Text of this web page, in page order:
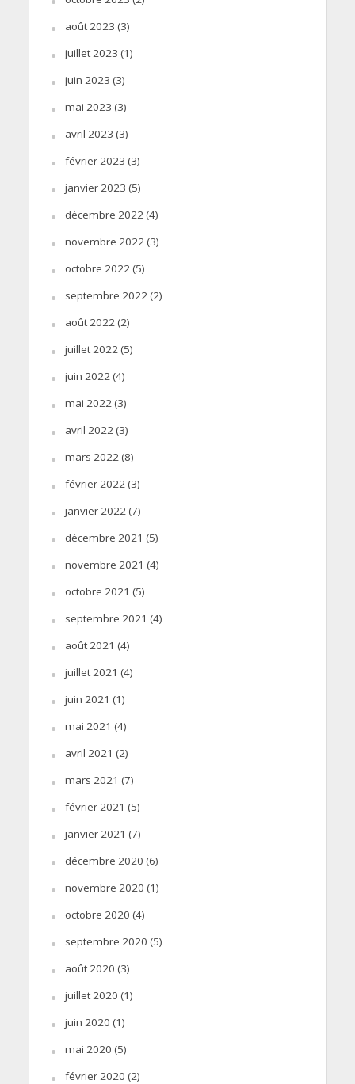
août 2023 (3)
juillet 2023 (1)
juin 2023 (3)
mai 2023 (3)
avril 2023 (3)
février 2023 (3)
janvier 2023 (5)
décembre 2022(4)
novembre 2022(3)
octobre 2022(5)
septembre 2022(2)
août 2022(2)
juillet 2022(5)
juin 2022(4)
mai 2022(3)
avril 2022(3)
mars 2022(8)
février 2022(3)
janvier 2022(7)
décembre 2021 (5)
novembre 2021 (4)
octobre 2021 (5)
septembre 2021 (4)
août 2021 (4)
juillet 2021 (4)
juin 2021 (1)
mai 2021 (4)
avril 2021 (2)
mars 2021 (7)
février 2021 (5)
janvier 2021 (7)
décembre 2020 (6)
novembre 2020 (1)
octobre 2020 (4)
septembre 2020 (5)
août 2020 (3)
juillet 2020 (1)
juin 2020 (1)
mai 2020 (5)
février 2020 (2)